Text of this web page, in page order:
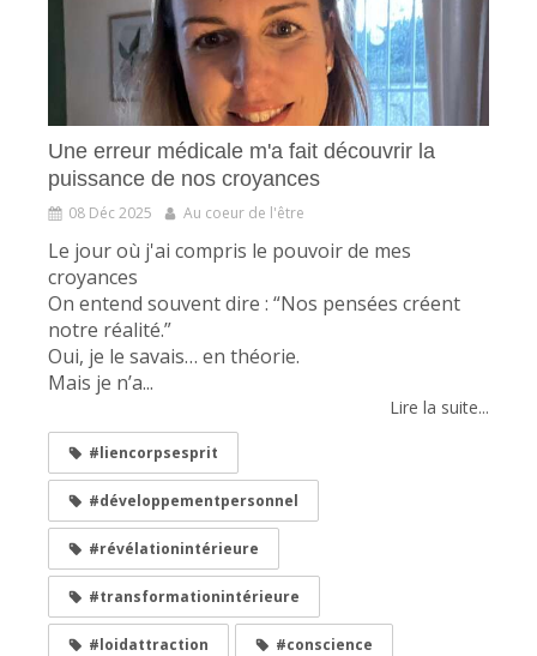
Une erreur médicale m'a fait découvrir la
puissance de nos croyances
08 Déc 2025 Au coeur de l'être
Le jour où j'ai compris le pouvoir de mes
croyances
On entend souvent dire : “Nos pensées créent
notre réalité.”
Oui, je le savais… en théorie.
Mais je n’a...
Lire la suite...
#liencorpsesprit
#développementpersonnel
#révélationintérieure
#transformationintérieure
#loidattraction #conscience